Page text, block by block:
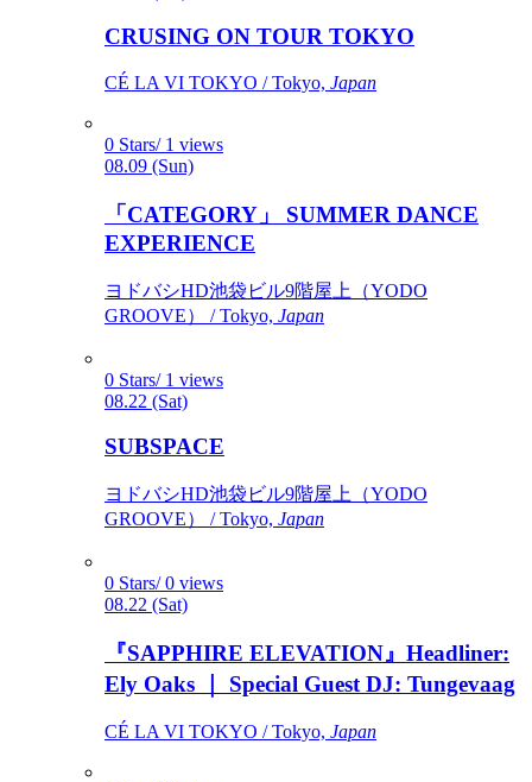
CRUSING ON TOUR TOKYO
CÉ LA VI TOKYO / Tokyo, Japan
0 Stars/ 1 views
08.09 (Sun)
「CATEGORY」 SUMMER DANCE
EXPERIENCE
ヨドバシHD池袋ビル9階屋上（YODO
GROOVE） / Tokyo, Japan
0 Stars/ 1 views
08.22 (Sat)
SUBSPACE
ヨドバシHD池袋ビル9階屋上（YODO
GROOVE） / Tokyo, Japan
0 Stars/ 0 views
08.22 (Sat)
『SAPPHIRE ELEVATION』Headliner:
Ely Oaks ｜ Special Guest DJ: Tungevaag
CÉ LA VI TOKYO / Tokyo, Japan